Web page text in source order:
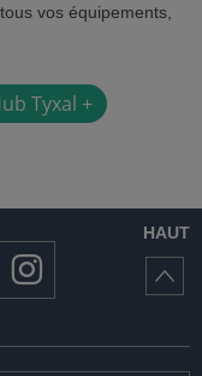
vos équipements,
Tyxal +
HAUT